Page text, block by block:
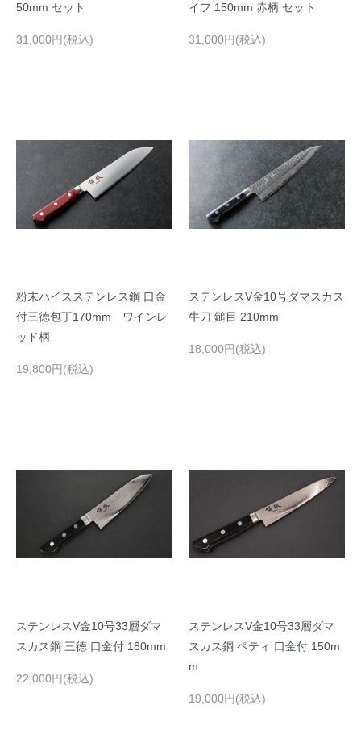
50mm セット
31,000円(税込)
イフ 150mm 赤柄 セット
31,000円(税込)
粉末ハイスステンレス鋼 口金
付三徳包丁170mm ワインレ
ッド柄
19,800円(税込)
ステンレスV金10号ダマスカス
牛刀 鎚目 210mm
18,000円(税込)
ステンレスV金10号33層ダマ
スカス鋼 三徳 口金付 180mm
22,000円(税込)
ステンレスV金10号33層ダマ
スカス鋼 ペティ 口金付 150m
m
19,000円(税込)